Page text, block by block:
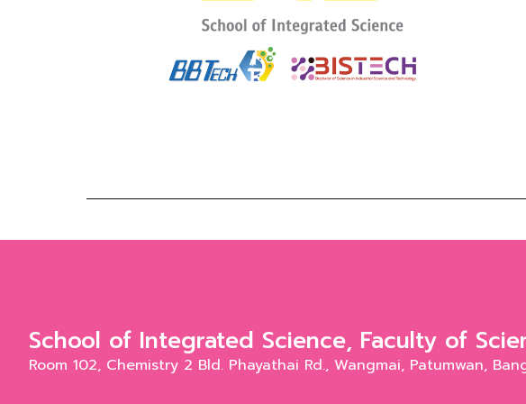
School of Integrated Science, Faculty of
Room 102, Chemistry 2 Bld. Phayathai Rd., Wangmai, Patumwan,